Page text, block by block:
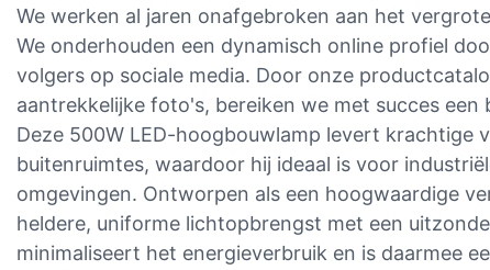
We werken al jaren onafgebroken aan het
We onderhouden een dynamisch online profiel
volgers op sociale media. Door onze
aantrekkelijke foto's, bereiken we met succes een
Deze 500W LED-hoogbouwlamp levert krachtige
buitenruimtes, waardoor hij ideaal is voor
omgevingen. Ontworpen als een hoogwaardige
heldere, uniforme lichtopbrengst met een
minimaliseert het energieverbruik en is daarmee